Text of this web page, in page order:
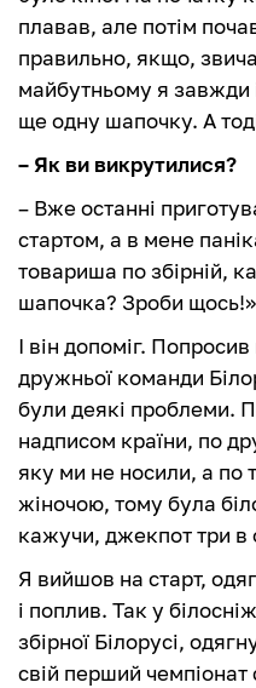
плавав, але потім
правильно, якщо,
майбутньому я завжди
ще одну шапочку. А
– Як ви викрутилися?
– Вже останні
стартом, а в мене
товариша по збірній,
шапочка? Зроби
І він допоміг.
дружньої команди
були деякі проблеми.
надписом країни, по
яку ми не носили, а по
жіночою, тому була
кажучи, джекпот три в
Я вийшов на старт,
і поплив. Так у
збірної Білорусі,
свій перший чемпіонат